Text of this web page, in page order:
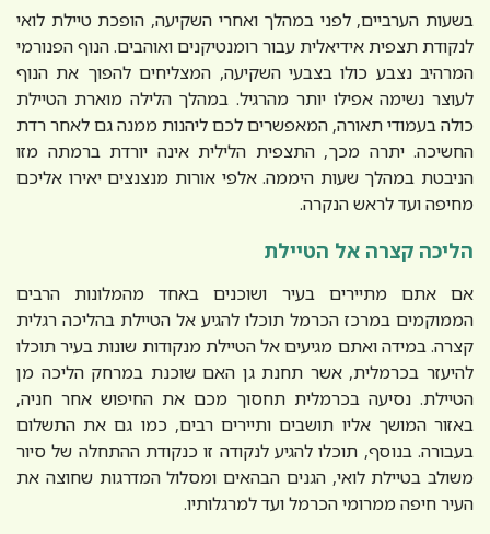
בשעות הערביים, לפני במהלך ואחרי השקיעה, הופכת טיילת לואי
לנקודת תצפית אידיאלית עבור רומנטיקנים ואוהבים. הנוף הפנורמי
המרהיב נצבע כולו בצבעי השקיעה, המצליחים להפוך את הנוף
לעוצר נשימה אפילו יותר מהרגיל. במהלך הלילה מוארת הטיילת
כולה בעמודי תאורה, המאפשרים לכם ליהנות ממנה גם לאחר רדת
החשיכה. יתרה מכך, התצפית הלילית אינה יורדת ברמתה מזו
הניבטת במהלך שעות היממה. אלפי אורות מנצנצים יאירו אליכם
מחיפה ועד לראש הנקרה.
הליכה קצרה אל הטיילת
אם אתם מתיירים בעיר ושוכנים באחד מהמלונות הרבים
הממוקמים במרכז הכרמל תוכלו להגיע אל הטיילת בהליכה רגלית
קצרה. במידה ואתם מגיעים אל הטיילת מנקודות שונות בעיר תוכלו
להיעזר בכרמלית, אשר תחנת גן האם שוכנת במרחק הליכה מן
הטיילת. נסיעה בכרמלית תחסוך מכם את החיפוש אחר חניה,
באזור המושך אליו תושבים ותיירים רבים, כמו גם את התשלום
בעבורה. בנוסף, תוכלו להגיע לנקודה זו כנקודת ההתחלה של סיור
משולב בטיילת לואי, הגנים הבהאים ומסלול המדרגות שחוצה את
העיר חיפה ממרומי הכרמל ועד למרגלותיו.